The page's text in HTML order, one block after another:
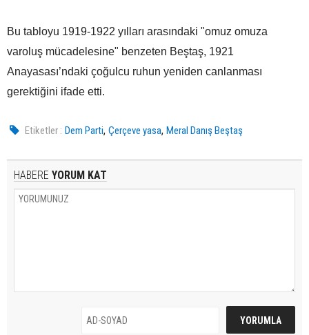
Bu tabloyu 1919-1922 yılları arasındaki "omuz omuza
varoluş mücadelesine" benzeten Beştaş, 1921
Anayasası’ndaki çoğulcu ruhun yeniden canlanması
gerektiğini ifade etti.
Etiketler : Dem Parti,Çerçeve yasa,Meral Danış Beştaş
HABERE YORUM KAT